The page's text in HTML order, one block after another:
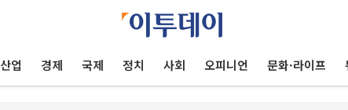
산업 경제 국제 정치 사회 오피니언 문화·라이프